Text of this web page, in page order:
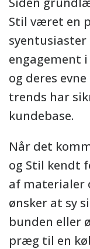
Stil været en
syentusiaster
engagement
og deres
trends har
kundebase.
Når det
og Stil kendt
af materialer
ønsker at sy
bunden eller
præg til en